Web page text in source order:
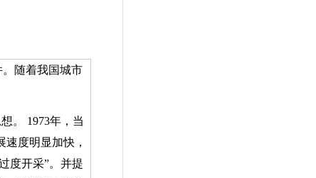
随着我国城市
。 1973年，当
度明显加快，
度开采”。并提